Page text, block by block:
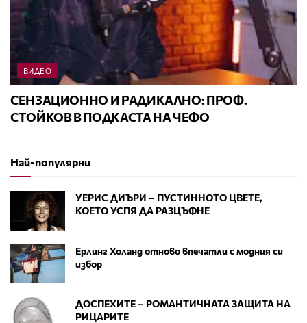
ВИДЕО
СЕНЗАЦИОННО И РАДИКАЛНО: ПРОФ.
СТОЙКОВ В ПОДКАСТА НА ЧЕФО
Най-популярни
УЕРИС ДИЪРИ – ПУСТИННОТО ЦВЕТЕ,
КОЕТО УСПЯ ДА РАЗЦЪФНЕ
Ерлинг Холанд отново впечатли с модния си
избор
ДОСПЕХИТЕ – РОМАНТИЧНАТА ЗАЩИТА НА
РИЦАРИТЕ